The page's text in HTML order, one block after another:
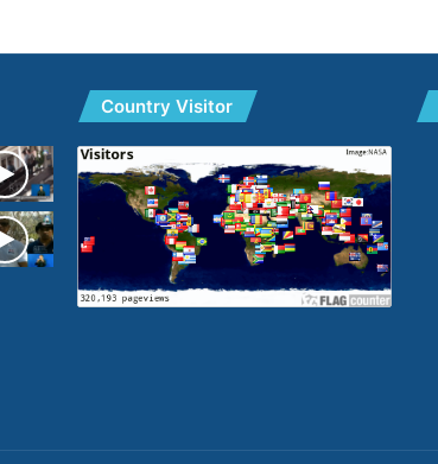
Country Visitor